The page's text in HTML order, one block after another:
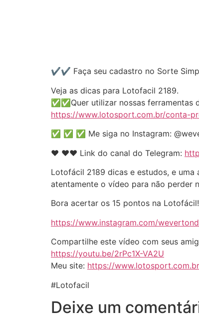
✔️✔️ Faça seu cadastro no Sorte
Veja as dicas para Lotofacil 2189.
✅✅Quer utilizar nossas ferramentas
https://www.lotosport.com.br/conta-
✅ ✅ ✅ Me siga no Instagram:
❤️️ ❤️️❤️️ Link do canal do Telegram:
Lotofácil 2189 dicas e estudos, e
atentamente o vídeo para não perder
Bora acertar os 15 pontos na Lotofácil!
https://www.instagram.com/
Compartilhe este vídeo com seus
https://youtu.be/2rPc1X-VA2U
Meu site: https://
#Lotofacil
Deixe um